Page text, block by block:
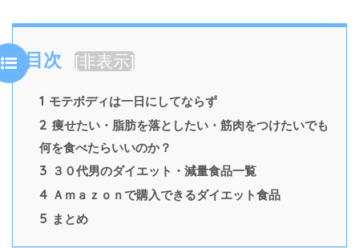
目次 [非表示]
1 モテボディは一日にしてならず
2 痩せたい・脂肪を落としたい・筋肉をつけたいでも
何を食べたらいいのか？
3 ３０代男のダイエット・減量食品一覧
4 Ａｍａｚｏｎで購入できるダイエット食品
5 まとめ